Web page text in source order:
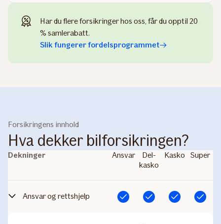
Har du flere forsikringer hos oss, får du opptil 20
% samlerabatt.
Slik fungerer fordelsprogrammet
Forsikringens innhold
Hva dekker bilforsikringen?
Dekninger Ansvar
Del­
kasko
Kasko Super
Ansvar og rettshjelp Inkludert Inkludert Inkludert Inkludert